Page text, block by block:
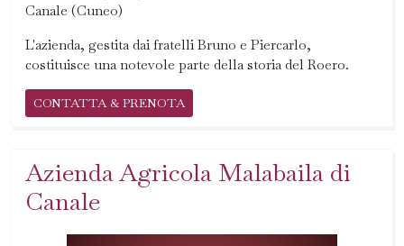
Canale (Cuneo)
L'azienda, gestita dai fratelli Bruno e Piercarlo,
costituisce una notevole parte della storia del Roero.
CONTATTA & PRENOTA
Azienda Agricola Malabaila di
Canale